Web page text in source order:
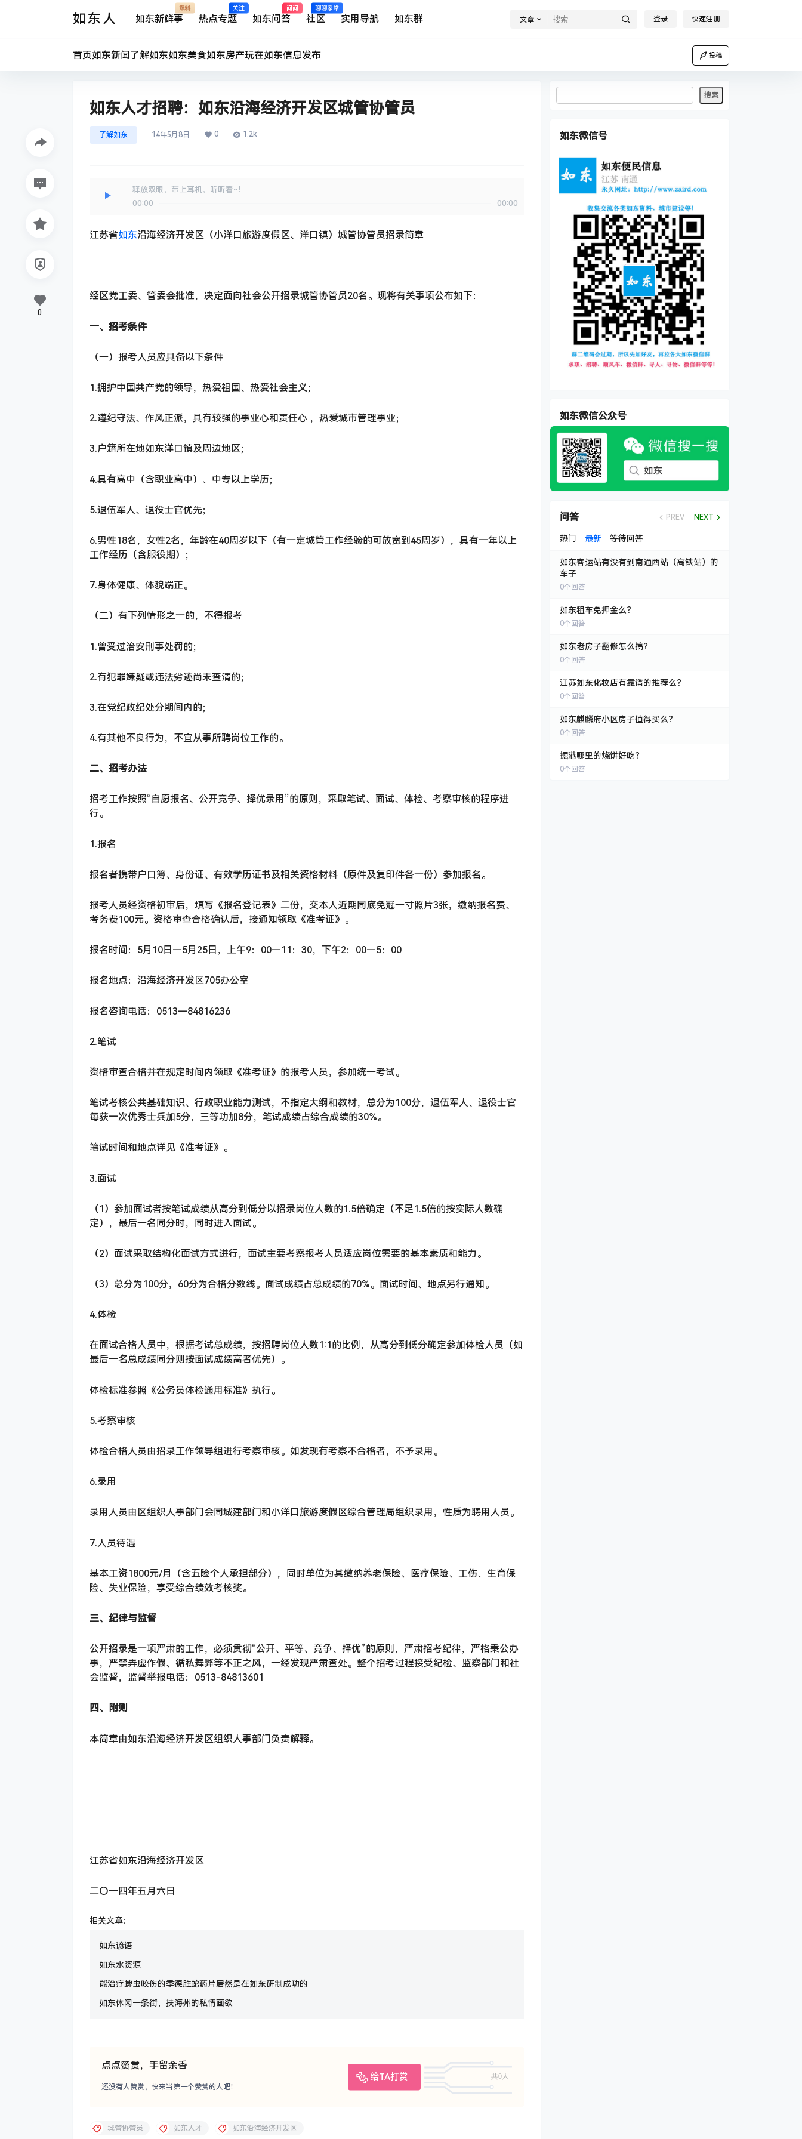
如东人 如东新鲜事
爆料
热点专题
关注
如东问答
问问
社区
聊聊家常
实用导航 如东群 文章 登录 快速注册
首页如东新闻 了解如东如东美食如东房产玩在如东信息发布 投稿
如东人才招聘：如东沿海经济开发区城管协管员
了解如东 14年5月8日 0 1.2k
释放双眼，带上耳机，听听看~！
00:00
00:00
江苏省如东沿海经济开发区（小洋口旅游度假区、洋口镇）城管协管员招录简章
经区党工委、管委会批准，决定面向社会公开招录城管协管员20名。现将有关事项公布如下：
一、招考条件
（一）报考人员应具备以下条件
1.拥护中国共产党的领导，热爱祖国、热爱社会主义；
2.遵纪守法、作风正派，具有较强的事业心和责任心 ，热爱城市管理事业；
3.户籍所在地如东洋口镇及周边地区；
4.具有高中（含职业高中）、中专以上学历；
5.退伍军人、退役士官优先；
6.男性18名，女性2名，年龄在40周岁以下（有一定城管工作经验的可放宽到45周岁），具有一年以上
工作经历（含服役期）；
7.身体健康、体貌端正。
（二）有下列情形之一的，不得报考
1.曾受过治安刑事处罚的；
2.有犯罪嫌疑或违法劣迹尚未查清的；
3.在党纪政纪处分期间内的；
4.有其他不良行为，不宜从事所聘岗位工作的。
二、招考办法
招考工作按照“自愿报名、公开竞争、择优录用”的原则，采取笔试、面试、体检、考察审核的程序进
行。
1.报名
报名者携带户口簿、身份证、有效学历证书及相关资格材料（原件及复印件各一份）参加报名。
报考人员经资格初审后，填写《报名登记表》二份，交本人近期同底免冠一寸照片3张，缴纳报名费、
考务费100元。资格审查合格确认后，接通知领取《准考证》。
报名时间：5月10日—5月25日，上午9：00—11：30，下午2：00—5：00
报名地点：沿海经济开发区705办公室
报名咨询电话：0513—84816236
2.笔试
资格审查合格并在规定时间内领取《准考证》的报考人员，参加统一考试。
笔试考核公共基础知识、行政职业能力测试，不指定大纲和教材，总分为100分，退伍军人、退役士官
每获一次优秀士兵加5分，三等功加8分，笔试成绩占综合成绩的30%。
笔试时间和地点详见《准考证》。
3.面试
（1）参加面试者按笔试成绩从高分到低分以招录岗位人数的1.5倍确定（不足1.5倍的按实际人数确
定），最后一名同分时，同时进入面试。
（2）面试采取结构化面试方式进行，面试主要考察报考人员适应岗位需要的基本素质和能力。
（3）总分为100分，60分为合格分数线。面试成绩占总成绩的70%。面试时间、地点另行通知。
4.体检
在面试合格人员中，根据考试总成绩，按招聘岗位人数1:1的比例，从高分到低分确定参加体检人员（如
最后一名总成绩同分则按面试成绩高者优先）。
体检标准参照《公务员体检通用标准》执行。
5.考察审核
体检合格人员由招录工作领导组进行考察审核。如发现有考察不合格者，不予录用。
6.录用
录用人员由区组织人事部门会同城建部门和小洋口旅游度假区综合管理局组织录用，性质为聘用人员。
7.人员待遇
基本工资1800元/月（含五险个人承担部分），同时单位为其缴纳养老保险、医疗保险、工伤、生育保
险、失业保险，享受综合绩效考核奖。
三、纪律与监督
公开招录是一项严肃的工作，必须贯彻“公开、平等、竞争、择优”的原则，严肃招考纪律，严格秉公办
事，严禁弄虚作假、循私舞弊等不正之风，一经发现严肃查处。整个招考过程接受纪检、监察部门和社
会监督，监督举报电话：0513-84813601
四、附则
本简章由如东沿海经济开发区组织人事部门负责解释。
江苏省如东沿海经济开发区
二〇一四年五月六日
相关文章：
如东谚语
如东水资源
能治疗蜱虫咬伤的季德胜蛇药片居然是在如东研制成功的
如东休闲一条街，扶海州的私情画欲
点点赞赏，手留余香
给TA打赏
共0人
还没有人赞赏，快来当第一个赞赏的人吧！
0
城管协管员 如东人才 如东沿海经济开发区
如东微信号
如东微信公众号
问答 PREV NEXT
热门 最新 等待回答
如东客运站有没有到南通西站（高铁站）的
车子
0个回答
如东租车免押金么？
0个回答
如东老房子翻修怎么搞？
0个回答
江苏如东化妆店有靠谱的推荐么？
0个回答
如东麒麟府小区房子值得买么？
0个回答
掘港哪里的烧饼好吃？
0个回答